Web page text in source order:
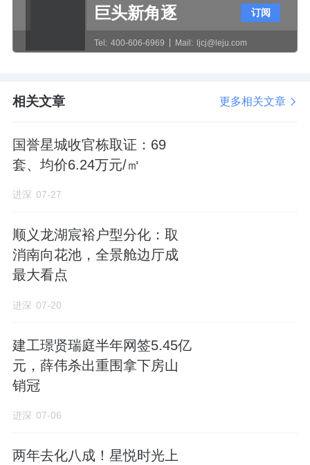
烟机顶部 带空调，与灶具感应联动，就挺人性
化的。
小区规模不大，总共6栋楼，做了4种户型，刚
需为主。
1-3#楼是18层小高，1#、2#楼为109三居，中
央3#楼为顶配129四居。
三居，有中间和边户两种房型。
6#楼总高8层，中间户建面105㎡，边户为96㎡
起步户型。
342套住宅一次性入市，
巨头新角逐
Tel: 400-606-6969 Mail: ljcj@leju.com
订阅
相关文章 更多相关文章
国誉星城收官栋取证：69
套、均价6.24万元/㎡
进深 07-27
顺义龙湖宸裕户型分化：取
消南向花池，全景舱边厅成
最大看点
进深 07-20
建工璟贤瑞庭半年网签5.45亿
元，薛伟杀出重围拿下房山
销冠
进深 07-06
两年去化八成！星悦时光上